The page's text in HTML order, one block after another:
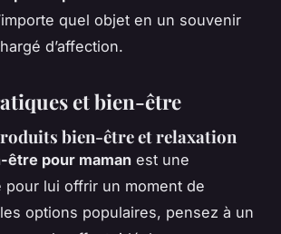
quel objet en un souvenir
d’affection.
et bien-être
bien-être et relaxation
être pour maman est une
pour lui offrir un moment de
options populaires, pensez à un